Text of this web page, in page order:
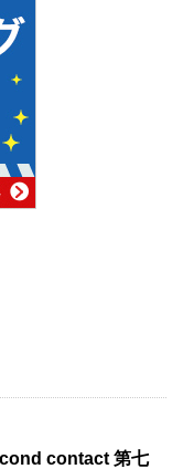
contact 第七